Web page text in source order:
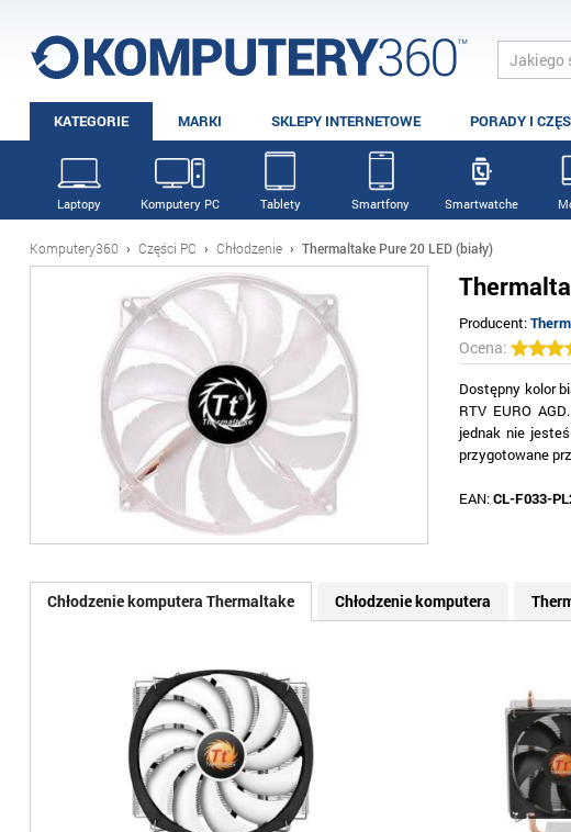
KATEGORIE MARKI SKLEPY INTERNETOWE PORADY I
Laptopy Komputery PC Tablety Smartfony Smartwatche
Komputery360 › Części PC › Chłodzenie › Thermaltake Pure 20 LED (biały)
Producent:
Ocena:
Dostępny kolor
RTV EURO
jednak nie
przygotowane
EAN:CL-F033-
Chłodzenie komputera Thermaltake Chłodzenie komputera